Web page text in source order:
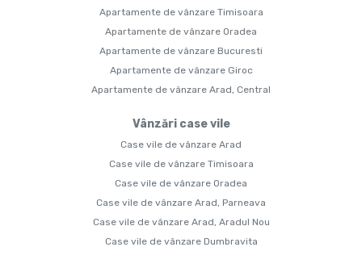
Apartamente de vânzare Timisoara
Apartamente de vânzare Oradea
Apartamente de vânzare Bucuresti
Apartamente de vânzare Giroc
Apartamente de vânzare Arad, Central
Vânzări case vile
Case vile de vânzare Arad
Case vile de vânzare Timisoara
Case vile de vânzare Oradea
Case vile de vânzare Arad, Parneava
Case vile de vânzare Arad, Aradul Nou
Case vile de vânzare Dumbravita